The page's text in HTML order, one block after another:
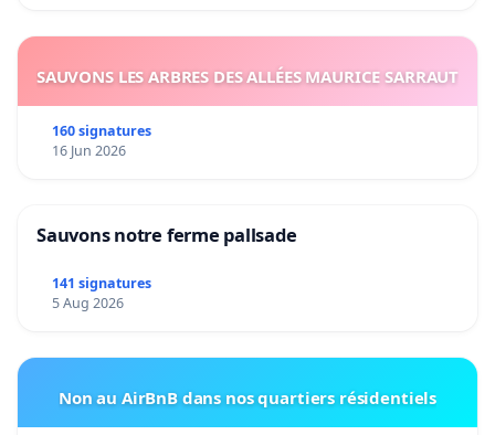
SAUVONS LES ARBRES DES ALLÉES MAURICE SARRAUT
160 signatures
16 Jun 2026
Sauvons notre ferme pallsade
141 signatures
5 Aug 2026
Non au AirBnB dans nos quartiers résidentiels